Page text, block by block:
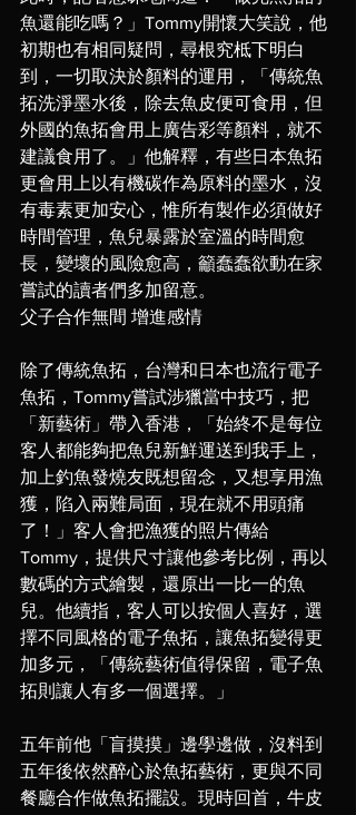
魚還能吃嗎？」Tommy開懷大笑說，他
初期也有相同疑問，尋根究柢下明白
到，一切取決於顏料的運用，「傳統魚
拓洗淨墨水後，除去魚皮便可食用，但
外國的魚拓會用上廣告彩等顏料，就不
建議食用了。」他解釋，有些日本魚拓
更會用上以有機碳作為原料的墨水，沒
有毒素更加安心，惟所有製作必須做好
時間管理，魚兒暴露於室溫的時間愈
長，變壞的風險愈高，籲蠢蠢欲動在家
嘗試的讀者們多加留意。
父子合作無間 增進感情
除了傳統魚拓，台灣和日本也流行電子
魚拓，Tommy嘗試涉獵當中技巧，把
「新藝術」帶入香港，「始終不是每位
客人都能夠把魚兒新鮮運送到我手上，
加上釣魚發燒友既想留念，又想享用漁
獲，陷入兩難局面，現在就不用頭痛
了！」客人會把漁獲的照片傳給
Tommy，提供尺寸讓他參考比例，再以
數碼的方式繪製，還原出一比一的魚
兒。他續指，客人可以按個人喜好，選
擇不同風格的電子魚拓，讓魚拓變得更
加多元，「傳統藝術值得保留，電子魚
拓則讓人有多一個選擇。」
五年前他「盲摸摸」邊學邊做，沒料到
五年後依然醉心於魚拓藝術，更與不同
餐廳合作做魚拓擺設。現時回首，牛皮